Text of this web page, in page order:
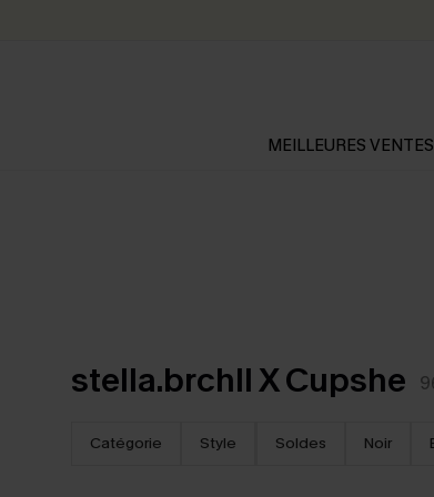
MEILLEURES VENTES
stella.brchll X Cupshe
Catégorie Style Soldes Noir